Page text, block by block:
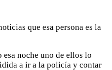
que esa persona es la
noche uno de ellos lo
a ir a la policía y contar